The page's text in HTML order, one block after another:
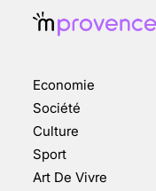
Economie
Société
Culture
Sport
Art De Vivre